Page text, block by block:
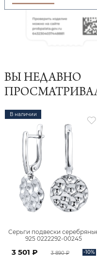
ВЫ НЕДАВНО
В наличии
Серьги подвески
925 0222292-00245
3 501 ₽ 3 890 ₽ -10%